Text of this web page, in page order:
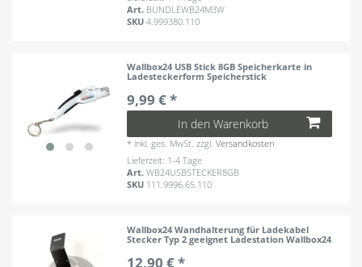
Art. BUNDLEWB24M3W
SKU4.999380.110
Wallbox24 USB Stick 8GB Speicherkarte in
Ladesteckerform Speicherstick
9,99 € *
In den Warenkorb
* inkl. ges. MwSt. zzgl.Versandkosten
Lieferzeit: 1-4 Tage
Art.WB24USBSTECKER8GB
SKU 111.9996.65.110
Wallbox24 Wandhalterung für Ladekabel
Stecker Typ 2 geeignet Ladestation Wallbox24
12,90 € *